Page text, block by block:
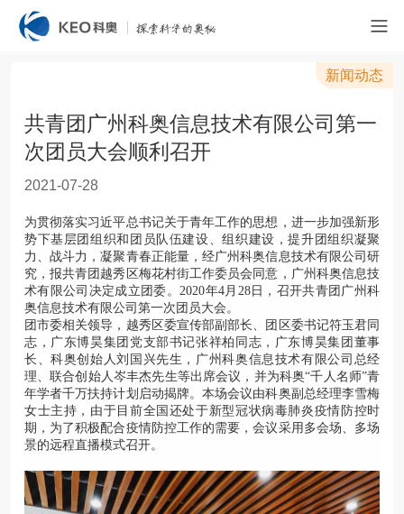
共青团广州科奥信息技术有限公司第一
次团员大会顺利召开
2021-07-28
新闻动态
为贯彻落实习近平总书记关于青年工作的思想，进一步加强新形
势下基层团组织和团员队伍建设、组织建设，提升团组织凝聚
力、战斗力，凝聚青春正能量，经广州科奥信息技术有限公司研
究，报共青团越秀区梅花村街工作委员会同意，广州科奥信息技
术有限公司决定成立团委。2020年4月28日，召开共青团广州科
奥信息技术有限公司第一次团员大会。
团市委相关领导，越秀区委宣传部副部长、团区委书记符玉君同
志，广东博昊集团党支部书记张祥柏同志，广东博昊集团董事
长、科奥创始人刘国兴先生，广州科奥信息技术有限公司总经
理、联合创始人岑丰杰先生等出席会议，并为科奥“千人名师”青
年学者千万扶持计划启动揭牌。本场会议由科奥副总经理李雪梅
女士主持，由于目前全国还处于新型冠状病毒肺炎疫情防控时
期，为了积极配合疫情防控工作的需要，会议采用多会场、多场
景的远程直播模式召开。